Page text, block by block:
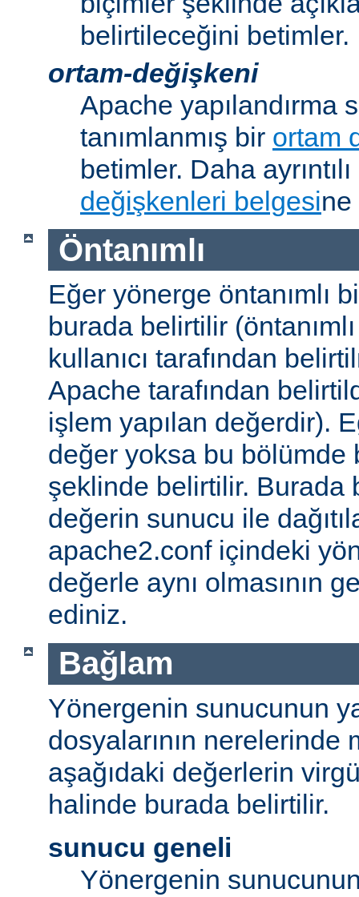
belirtileceğini betimler.
ortam-değişkeni
Apache yapılandırma
tanımlanmış bir ortam
betimler. Daha
değişkenleri belgesine
Öntanımlı
Eğer yönerge öntanımlı
burada belirtilir
kullanıcı tarafından
Apache tarafından
işlem yapılan değerdir).
değer yoksa bu bölümde
şeklinde belirtilir. Burada
değerin sunucu ile
apache2.conf içindeki
değerle aynı olmasının
ediniz.
Bağlam
Yönergenin sunucunun
dosyalarının
aşağıdaki değerlerin
halinde burada belirtilir.
sunucu geneli
Yönergenin